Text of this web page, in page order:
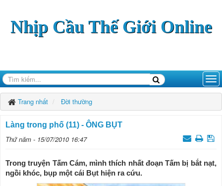
Nhịp Cầu Thế Giới Online
Trang nhất Đời thường
Làng trong phố (11) - ÔNG BỤT
Thứ năm - 15/07/2010 16:47
Trong truyện Tấm Cám, mình thích nhất đoạn Tấm bị bắt nạt,
ngồi khóc, bụp một cái Bụt hiện ra cứu.